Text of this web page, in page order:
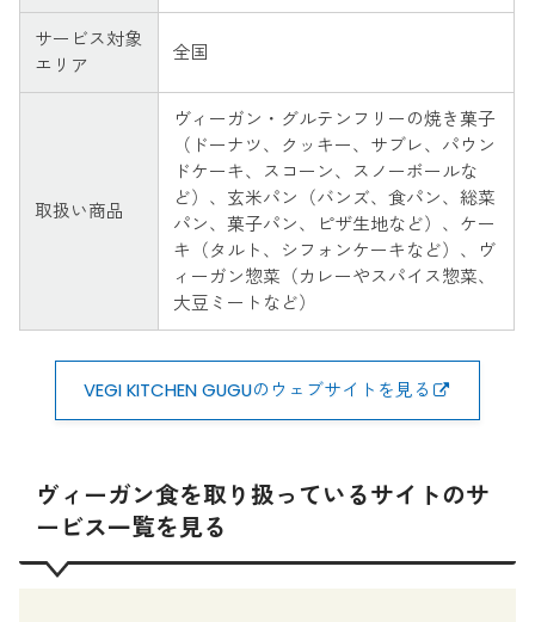
サービス対象
エリア
全国
取扱い商品
ヴィーガン・グルテンフリーの焼き菓子
（ドーナツ、クッキー、サブレ、パウン
ドケーキ、スコーン、スノーボールな
ど）、玄米パン（バンズ、食パン、総菜
パン、菓子パン、ピザ生地など）、ケー
キ（タルト、シフォンケーキなど）、ヴ
ィーガン惣菜（カレーやスパイス惣菜、
大豆ミートなど）
VEGI KITCHEN GUGUのウェブサイトを見る
ヴィーガン食を取り扱っているサイトのサ
ービス一覧を見る